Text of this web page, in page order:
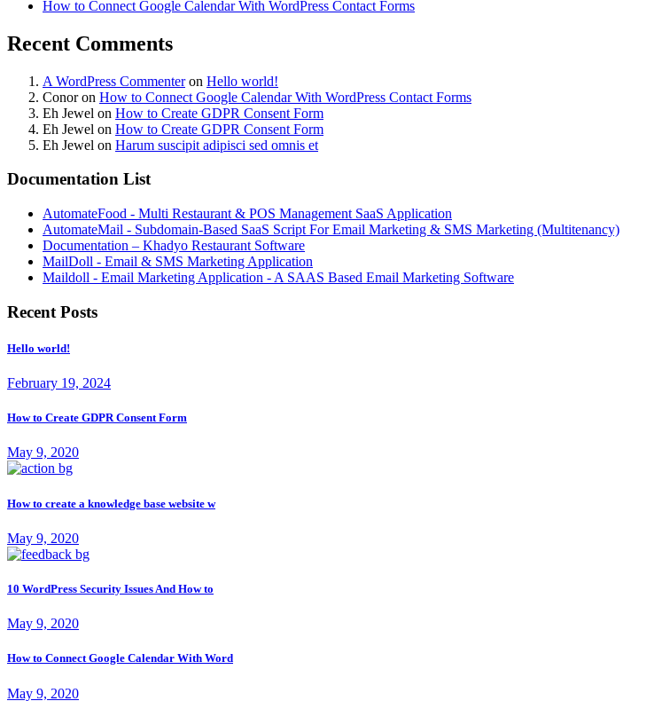
How to Connect Google Calendar With WordPress Contact Forms
Recent Comments
A WordPress Commenteron Hello world!
Conoron How to Connect Google Calendar With WordPress Contact Forms
Eh Jewel on How to Create GDPR Consent Form
Eh Jewel on How to Create GDPR Consent Form
Eh Jewel on Harum suscipit adipisci sed omnis et
Documentation List
AutomateFood - Multi Restaurant & POS Management SaaS Application
AutomateMail - Subdomain-Based SaaS Script For Email Marketing & SMS Marketing (Multitenancy)
Documentation – Khadyo Restaurant Software
MailDoll - Email & SMS Marketing Application
Maildoll - Email Marketing Application - A SAAS Based Email Marketing Software
Recent Posts
Hello world!
February 19, 2024
How to Create GDPR Consent Form
May 9, 2020
How to create a knowledge base website w
May 9, 2020
10 WordPress Security Issues And How to
May 9, 2020
How to Connect Google Calendar With Word
May 9, 2020